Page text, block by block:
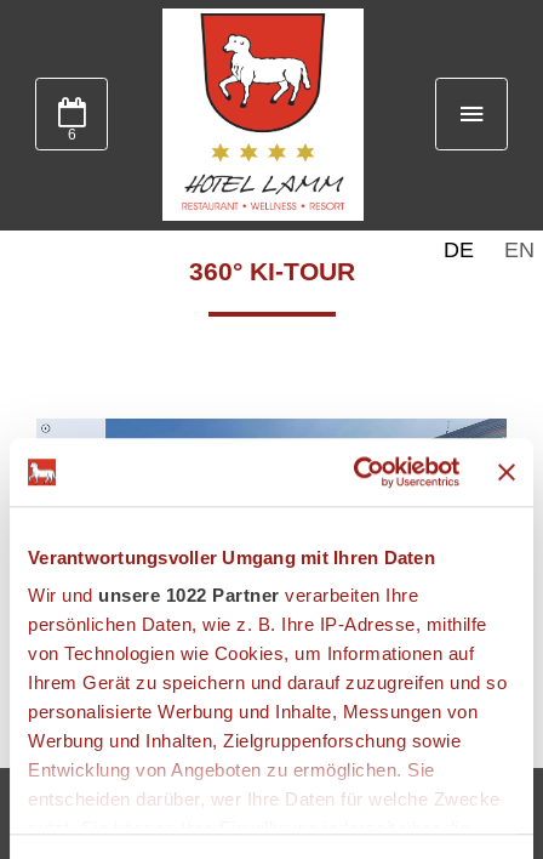
Verantwortungsvoller Umgang mit Ihren Daten
Wir und unsere 1022 Partner verarbeiten Ihre
persönlichen Daten, wie z. B. Ihre IP-Adresse, mithilfe
von Technologien wie Cookies, um Informationen auf
Ihrem Gerät zu speichern und darauf zuzugreifen und so
personalisierte Werbung und Inhalte, Messungen von
Werbung und Inhalten, Zielgruppenforschung sowie
Entwicklung von Angeboten zu ermöglichen. Sie
entscheiden darüber, wer Ihre Daten für welche Zwecke
6
DE EN
360° KI-TOUR